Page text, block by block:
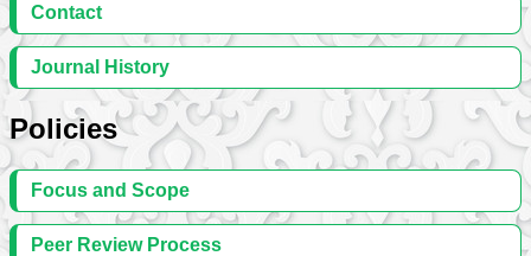
Contact
Journal History
Policies
Focus and Scope
Peer Review Process